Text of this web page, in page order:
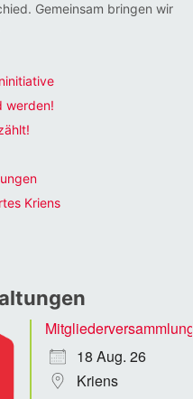
Gemeinsam bringen wir
werden!
Kriens
Mitgliederversammlung
18 Aug. 26
Kriens